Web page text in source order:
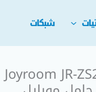
شبكات
Joyroom JR-
السعر